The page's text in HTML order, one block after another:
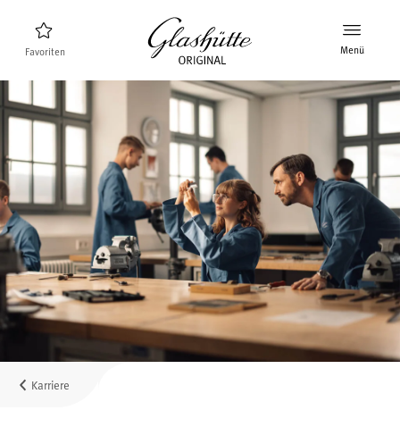
Favoriten Menü
Uhrenfinder Neuheiten
Kollektion
Entdecken Sie die Kollektion
Die Marke Glashütte Original
Manufaktur, Geschichte und Partner
Karriere
Glashütte Original als Arbeitgeber
Verkaufspunkte
Karriere